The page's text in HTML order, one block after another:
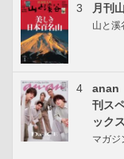
3 月刊
山と溪
4
anan
刊ス
ック
マガジ